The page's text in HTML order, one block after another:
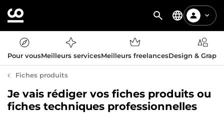
Pour vousMeilleurs servicesMeilleurs freelancesDesign &
Fiches produits
Je vais rédiger vos fiches produits ou
fiches techniques professionnelles